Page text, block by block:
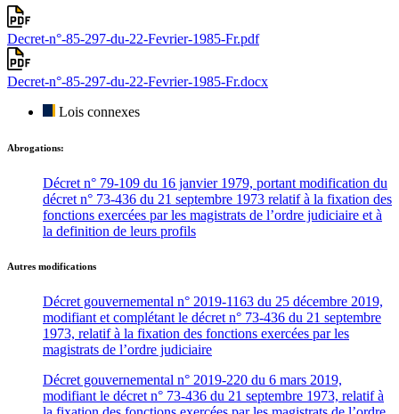
Decret-n°-85-297-du-22-Fevrier-1985-Fr.pdf
Decret-n°-85-297-du-22-Fevrier-1985-Fr.docx
Lois connexes
Abrogations:
Décret n° 79-109 du 16 janvier 1979, portant modification du
décret n° 73-436 du 21 septembre 1973 relatif à la fixation des
fonctions exercées par les magistrats de l’ordre judiciaire et à
la definition de leurs profils
Autres modifications
Décret gouvernemental n° 2019-1163 du 25 décembre 2019,
modifiant et complétant le décret n° 73-436 du 21 septembre
1973, relatif à la fixation des fonctions exercées par les
magistrats de l’ordre judiciaire
Décret gouvernemental n° 2019-220 du 6 mars 2019,
modifiant le décret n° 73-436 du 21 septembre 1973, relatif à